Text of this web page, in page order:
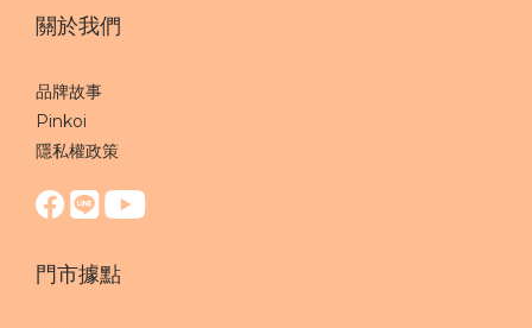
關於我們
品牌故事
Pinkoi
隱私權政策
門市據點